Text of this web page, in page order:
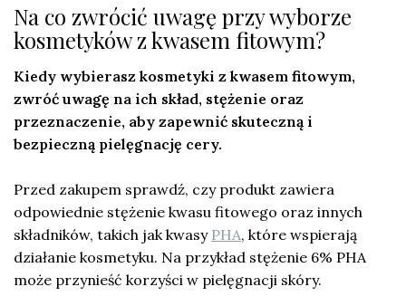
Na co zwrócić uwagę przy wyborze
kosmetyków z kwasem fitowym?
Kiedy wybierasz kosmetyki z kwasem fitowym,
zwróć uwagę na ich skład, stężenie oraz
przeznaczenie, aby zapewnić skuteczną i
bezpieczną pielęgnację cery.
Przed zakupem sprawdź, czy produkt zawiera
odpowiednie stężenie kwasu fitowego oraz innych
składników, takich jak kwasy PHA, które wspierają
działanie kosmetyku. Na przykład stężenie 6% PHA
może przynieść korzyści w pielęgnacji skóry.